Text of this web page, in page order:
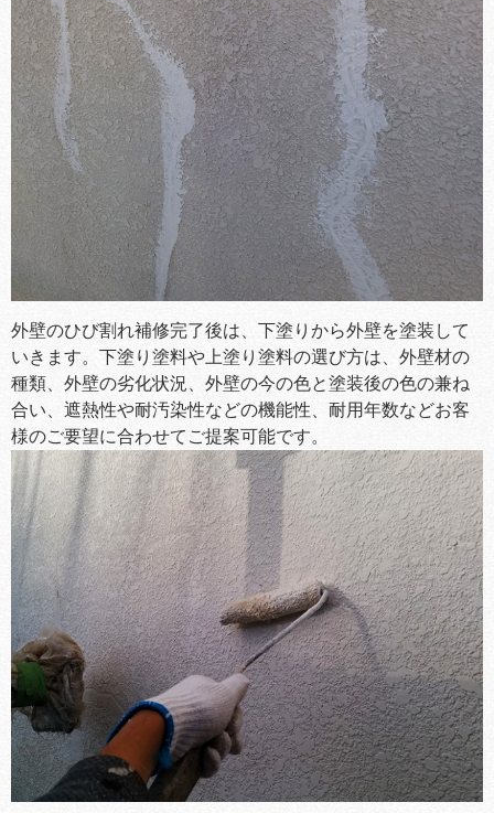
外壁のひび割れ補修完了後は、下塗りから外壁を塗装して
いきます。下塗り塗料や上塗り塗料の選び方は、外壁材の
種類、外壁の劣化状況、外壁の今の色と塗装後の色の兼ね
合い、遮熱性や耐汚染性などの機能性、耐用年数などお客
様のご要望に合わせてご提案可能です。